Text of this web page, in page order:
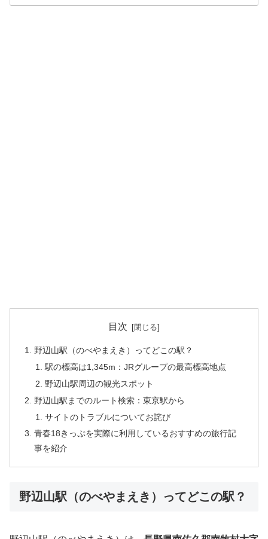
目次
野辺山駅（のべやまえき）ってどこの駅？
駅の標高は1,345m：JRグループの最高標高地点
野辺山駅周辺の観光スポット
野辺山駅までのルート検索：東京駅から
サイトのトラブルについてお詫び
青春18きっぷを実際に利用しているおすすめの旅行記
事を紹介
野辺山駅（のべやまえき）ってどこの駅？